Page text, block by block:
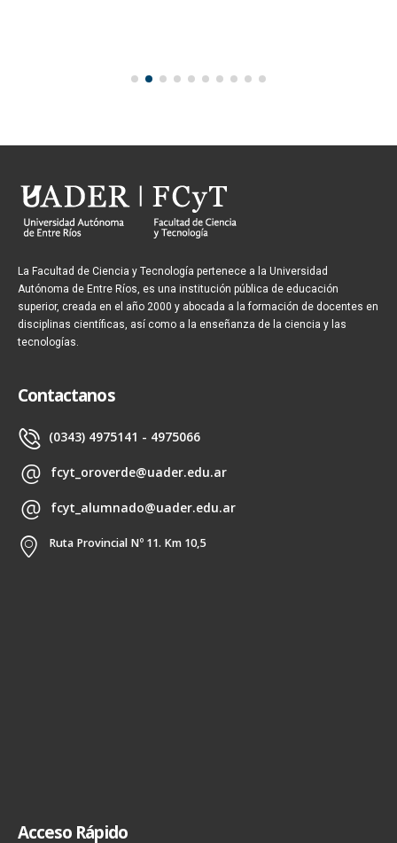
La Facultad de Ciencia y Tecnología pertenece a la Universidad
Autónoma de Entre Ríos, es una institución pública de educación
superior, creada en el año 2000 y abocada a la formación de docentes en
disciplinas científicas, así como a la enseñanza de la ciencia y las
tecnologías.
Contactanos
(0343) 4975141 - 4975066
fcyt_oroverde@uader.edu.ar
fcyt_alumnado@uader.edu.ar
Ruta Provincial Nº 11. Km 10,5
Acceso Rápido